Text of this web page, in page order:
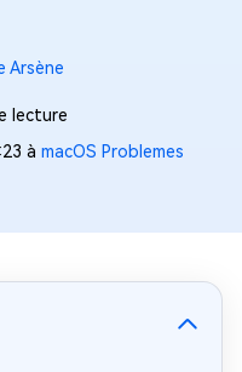
Arsène
lecture
à macOS Problemes